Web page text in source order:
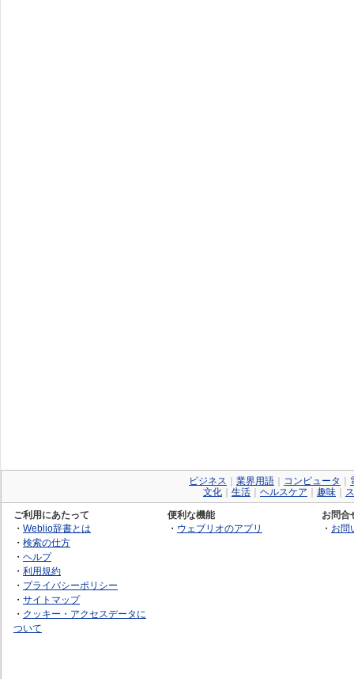
ビジネス 業界用語 コンピュータ
文化
生活 ヘルスケア 趣味
ご利用にあたって
・ Weblio辞書とは
・ 検索の仕方
・ ヘルプ
・ 利用規約
・ プライバシーポリシー
・ サイトマップ
・ クッキー・アクセスデータに
ついて
便利な機能
・ ウェブリオのアプリ
お問合
・ お問